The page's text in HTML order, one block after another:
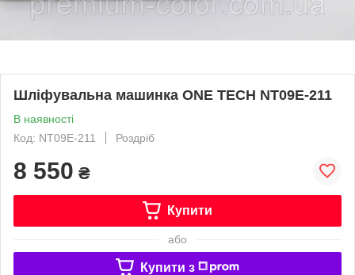
Шліфувальна машинка ONE TECH NT09E-211
В наявності
Код: NT09E-211
Роздріб
8 550 ₴
Купити
або
Купити з